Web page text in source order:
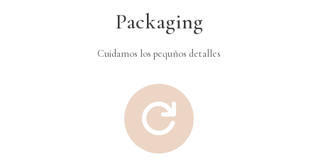
Packaging
Cuidamos los pequños detalles
